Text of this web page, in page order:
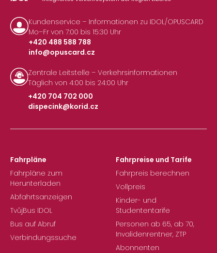
Kundenservice – Informationen zu IDOL/OPUSCARD
Mo–Fr von 7:00 bis 15:30 Uhr
+420 488 588 788
|
info@opuscard.cz
Zentrale Leitstelle – Verkehrsinformationen
Täglich von 4:00 bis 24:00 Uhr
+420 704 702 000
|
dispecink@korid.cz
Fahrpläne
Fahrpläne zum
Herunterladen
Abfahrtsanzeigen
TvůjBus IDOL
Bus auf Abruf
Verbindungssuche
Fahrpreise und Tarife
Fahrpreis berechnen
Vollpreis
Kinder- und
Studententarife
Personen ab 65, ab 70,
Invalidenrentner, ZTP
Abonnenten